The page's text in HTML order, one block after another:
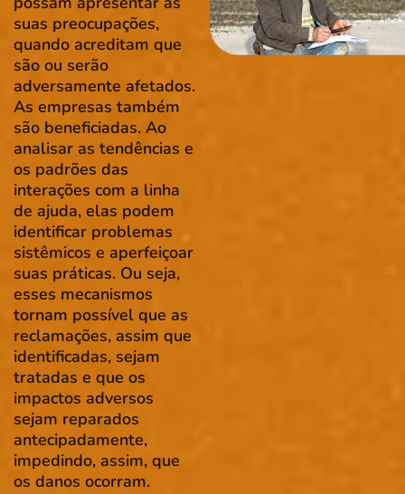
suas preocupações,
quando acreditam que
são ou serão
adversamente afetados.
As empresas também
são beneficiadas. Ao
analisar as tendências e
os padrões das
interações com a linha
de ajuda, elas podem
identificar problemas
sistêmicos e aperfeiçoar
suas práticas. Ou seja,
esses mecanismos
tornam possível que as
reclamações, assim que
identificadas, sejam
tratadas e que os
impactos adversos
sejam reparados
antecipadamente,
impedindo, assim, que
os danos ocorram.